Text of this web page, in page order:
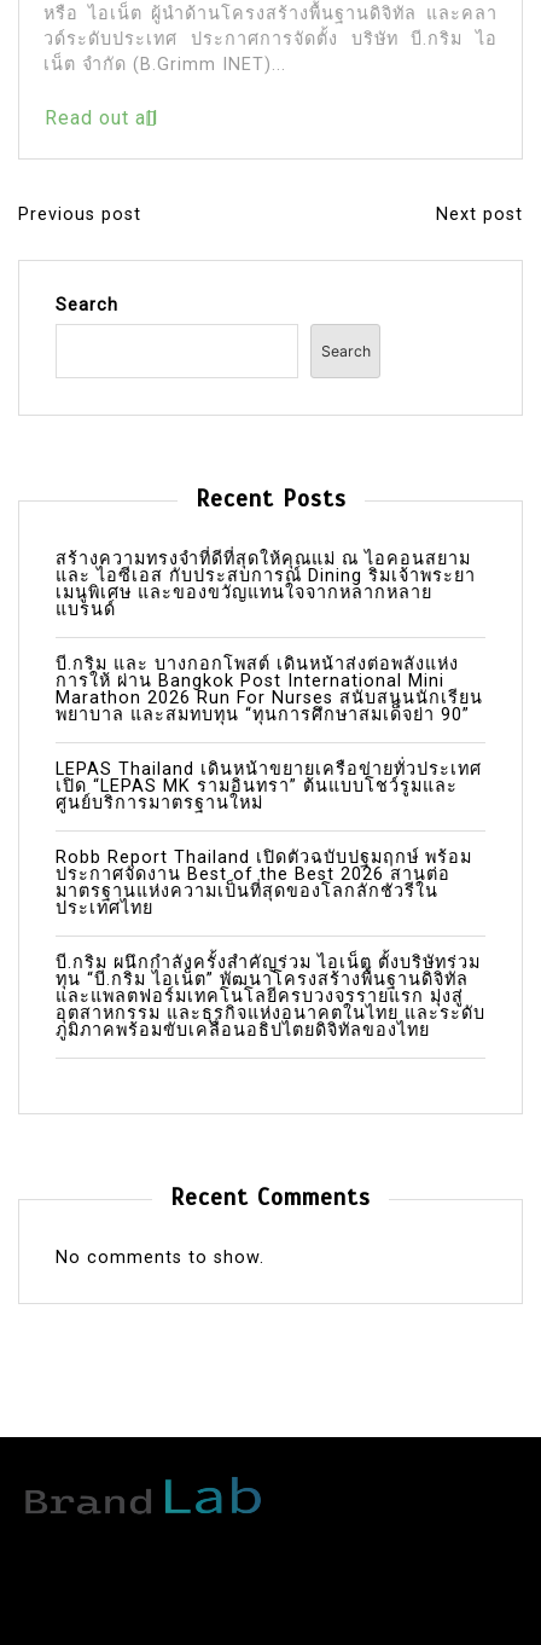
หรือ ไอเน็ต ผู้นำด้านโครงสร้างพื้นฐานดิจิทัล และคลา
วด์ระดับประเทศ ประกาศการจัดตั้ง บริษัท บี.กริม ไอ
เน็ต จำกัด (B.Grimm INET)...
Read out all
P
o
a
Previous post Next post
Search
Search
Recent Posts
สร้างความทรงจำที่ดีที่สุดให้คุณแม่ ณ ไอคอนสยาม
และ ไอซีเอส กับประสบการณ์ Dining ริมเจ้าพระยา
เมนูพิเศษ และของขวัญแทนใจจากหลากหลาย
แบรนด์
บี.กริม และ บางกอกโพสต์ เดินหน้าส่งต่อพลังแห่ง
การให้ ผ่าน Bangkok Post International Mini
Marathon 2026 Run For Nurses สนับสนุนนักเรียน
พยาบาล และสมทบทุน “ทุนการศึกษาสมเด็จย่า 90”
LEPAS Thailand เดินหน้าขยายเครือข่ายทั่วประเทศ
เปิด “LEPAS MK รามอินทรา” ต้นแบบโชว์รูมและ
ศูนย์บริการมาตรฐานใหม่
Robb Report Thailand เปิดตัวฉบับปฐมฤกษ์ พร้อม
ประกาศจัดงาน Best of the Best 2026 สานต่อ
มาตรฐานแห่งความเป็นที่สุดของโลกลักชัวรีใน
ประเทศไทย
บี.กริม ผนึกกำลังครั้งสำคัญร่วม ไอเน็ต ตั้งบริษัทร่วม
ทุน “บี.กริม ไอเน็ต” พัฒนาโครงสร้างพื้นฐานดิจิทัล
และแพลตฟอร์มเทคโนโลยีครบวงจรรายแรก มุ่งสู่
อุตสาหกรรม และธุรกิจแห่งอนาคตในไทย และระดับ
ภูมิภาคพร้อมขับเคลื่อนอธิปไตยดิจิทัลของไทย
Recent Comments
No comments to show.